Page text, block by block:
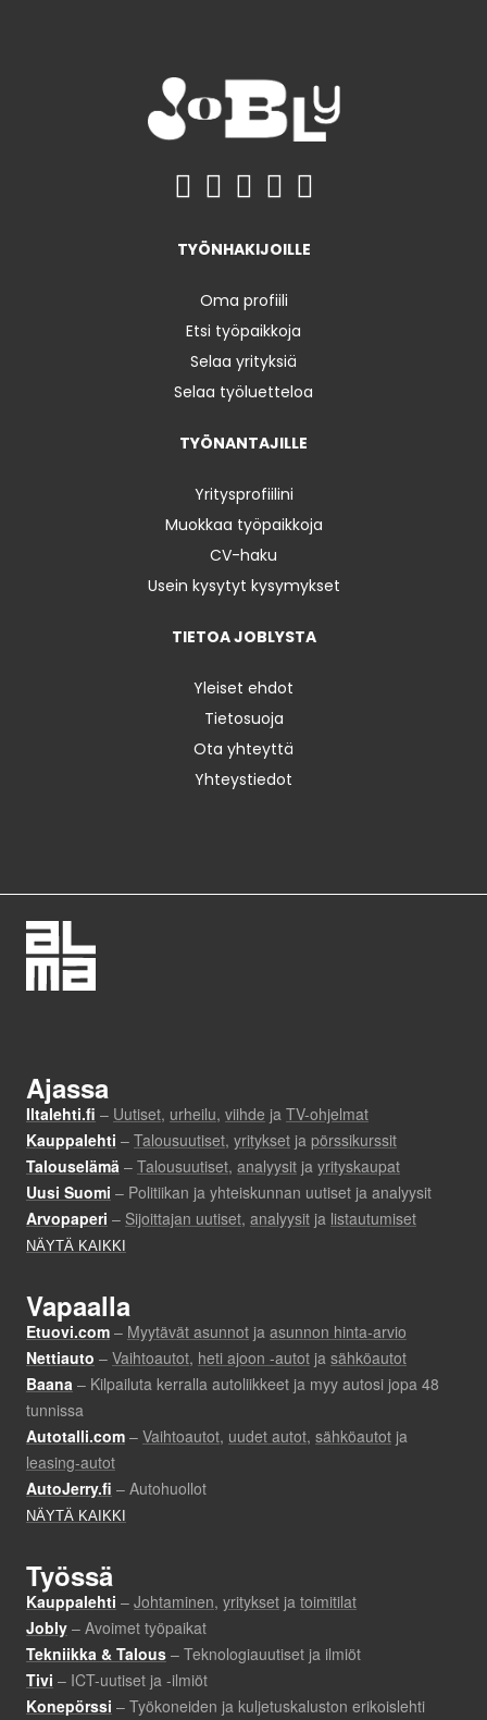
TYÖNHAKIJOILLE
Oma profiili
Etsi työpaikkoja
Selaa yrityksiä
Selaa työluetteloa
TYÖNANTAJILLE
Yritysprofiilini
Muokkaa työpaikkoja
CV-haku
Usein kysytyt kysymykset
TIETOA JOBLYSTA
Yleiset ehdot
Tietosuoja
Ota yhteyttä
Yhteystiedot